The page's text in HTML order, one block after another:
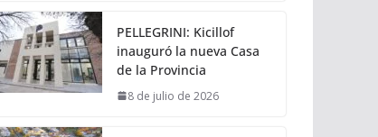
PELLEGRINI: Kicillof
inauguró la nueva Casa
de la Provincia
8 de julio de 2026